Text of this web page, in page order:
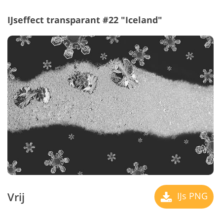
IJseffect transparant #22 "Iceland"
Vrij IJs PNG